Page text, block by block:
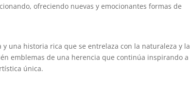
ofreciendo nuevas y emocionantes formas de
una historia rica que se entrelaza con la naturaleza y la
emblemas de una herencia que continúa inspirando a
única.